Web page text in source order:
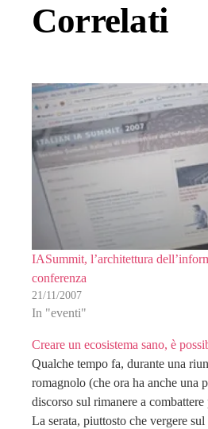
Correlati
IASummit, l’architettura
conferenza
21/11/2007
In "eventi"
Creare un ecosistema sano, è
Qualche tempo fa, durante una
romagnolo (che ora ha anche una
discorso sul rimanere a
La serata, piuttosto che vergere